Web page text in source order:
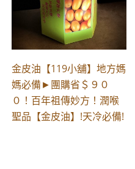
金皮油【119小舖】地方媽
媽必備►團購省＄９０
０！百年祖傳妙方！潤喉
聖品【金皮油】!天冷必備!